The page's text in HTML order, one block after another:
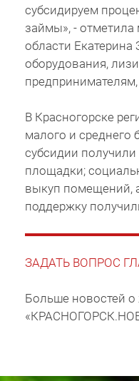
субсидируем
займы», -
области
оборудования,
В Красногорске
малого и среднего
субсидии
площадки;
выкуп помещений,
поддержку
ЗАДАТЬ ВОПРОС
Больше новостей о